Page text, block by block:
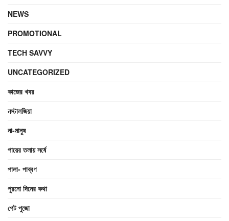
NEWS
PROMOTIONAL
TECH SAVVY
UNCATEGORIZED
কাজের খবর
নস্টালজিয়া
না-মানুষ
পায়ের তলায় সর্ষে
পালা- পাব্বণ
পুরনো দিনের কথা
পেট পুজো